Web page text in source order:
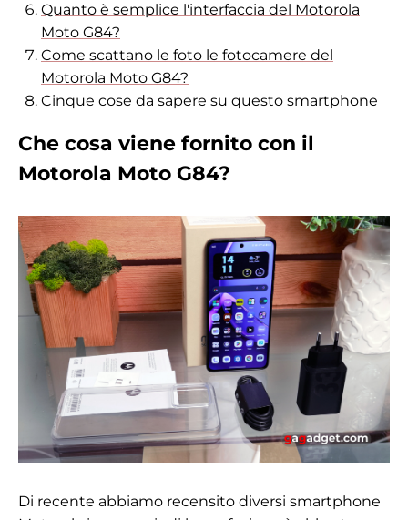
Quanto è semplice l'interfaccia del Motorola
Moto G84?
Come scattano le foto le fotocamere del
Motorola Moto G84?
Cinque cose da sapere su questo smartphone
Che cosa viene fornito con il
Motorola Moto G84?
Di recente abbiamo recensito diversi smartphone